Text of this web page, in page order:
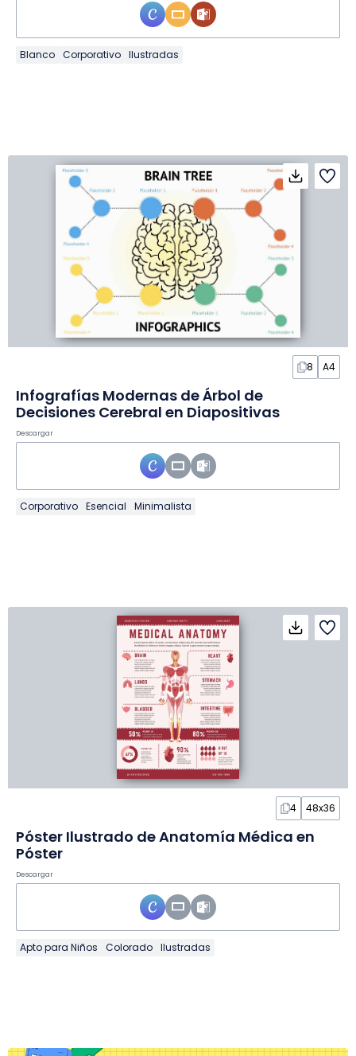
Blanco Corporativo Ilustradas
8 A4
Infografías Modernas de Árbol de
Decisiones Cerebral en Diapositivas
Descargar
Corporativo Esencial Minimalista
4 48x36
Póster Ilustrado de Anatomía Médica en
Póster
Descargar
Apto para Niños Colorado Ilustradas